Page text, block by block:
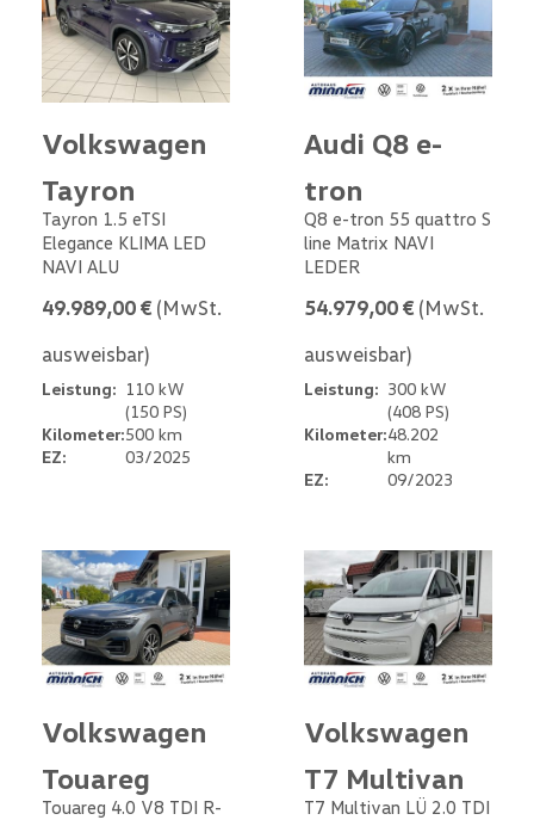
Volkswagen
Tayron
Tayron 1.5 eTSI
Elegance KLIMA LED
NAVI ALU
49.989,00 € (MwSt.
ausweisbar)
Leistung: 110 kW
(150 PS)
Kilometer:500 km
EZ:
03/2025
Audi Q8 e-
tron
Q8 e-tron 55 quattro S
line Matrix NAVI
LEDER
54.979,00 € (MwSt.
ausweisbar)
Leistung: 300 kW
(408 PS)
Kilometer:48.202
km
EZ:
09/2023
Volkswagen
Touareg
Touareg 4.0 V8 TDI R-
Volkswagen
T7 Multivan
T7 Multivan LÜ 2.0 TDI